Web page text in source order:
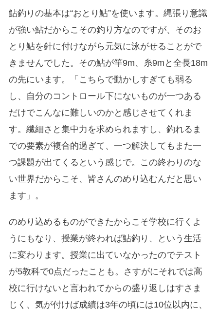
鮎釣りの基本は“おとり鮎”を使います。縄張り意識
が強い鮎だからこその釣り方なのですが、そのお
とり鮎を針に付けながら元気に泳がせることがで
きませんでした。その鮎が竿9m、糸9mと全長18m
の先にいます。「こちらで動かしすぎても弱る
し、自分のコントロール下にないものが一つある
だけでこんなに難しいのかと感じさせてくれま
す。繊細さと集中力を求められますし、釣れるま
での要素が複合的過ぎて、一つ解決してもまた一
つ課題が出てくるという感じで。この終わりのな
い世界だからこそ、皆さんのめり込むんだと思い
ます」。
のめり込めるものができたからこそ学校に行くよ
うにもなり、授業が終われば鮎釣り、という生活
に変わります。授業に出ていなかったのでテスト
が5教科で0点だったことも。さすがにそれでは高
校に行けないと言われてからの盛り返しはすさま
じく、気が付けば成績は3年の頃には10位以内に、